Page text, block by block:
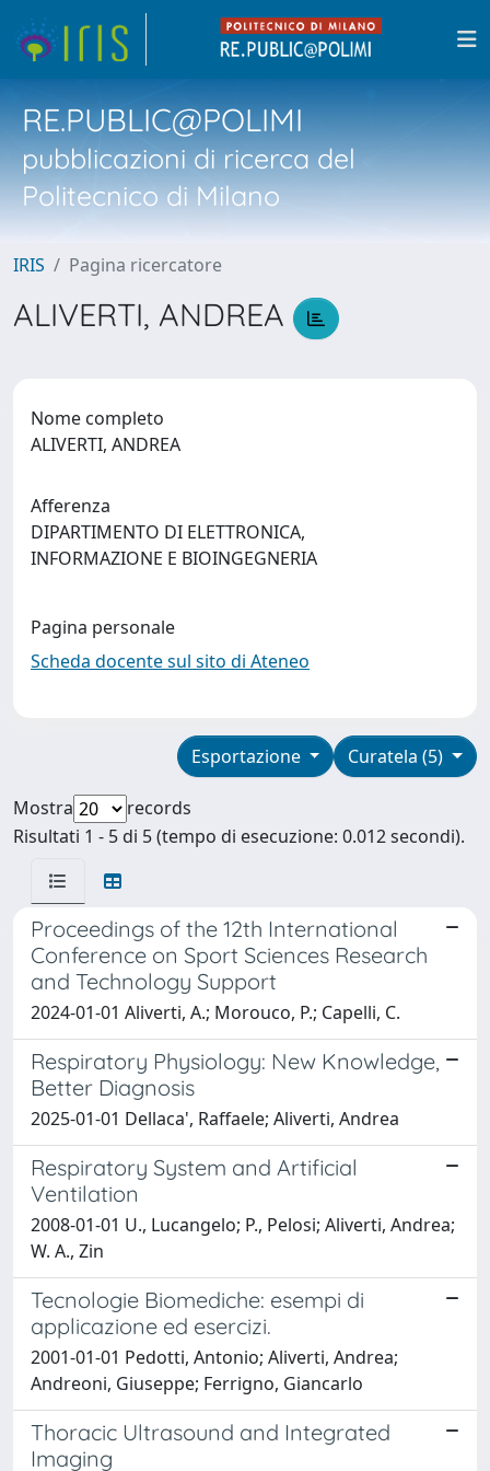
RE.PUBLIC@POLIMI
pubblicazioni di ricerca del
Politecnico di Milano
IRIS Pagina ricercatore
ALIVERTI, ANDREA
Nome completo
ALIVERTI, ANDREA
Afferenza
DIPARTIMENTO DI ELETTRONICA,
INFORMAZIONE E BIOINGEGNERIA
Pagina personale
Scheda docente sul sito di Ateneo
Curatela (5)
Esportazione
Mostra
records
Risultati 1 - 5 di 5 (tempo di esecuzione: 0.012 secondi).
Proceedings of the 12th International
Conference on Sport Sciences Research
and Technology Support
2024-01-01 Aliverti, A.; Morouco, P.; Capelli, C.
Respiratory Physiology: New Knowledge,
Better Diagnosis
2025-01-01 Dellaca', Raffaele; Aliverti, Andrea
Respiratory System and Artificial
Ventilation
2008-01-01 U., Lucangelo; P., Pelosi; Aliverti, Andrea;
W. A., Zin
Tecnologie Biomediche: esempi di
applicazione ed esercizi.
2001-01-01 Pedotti, Antonio; Aliverti, Andrea;
Andreoni, Giuseppe; Ferrigno, Giancarlo
Thoracic Ultrasound and Integrated
Imaging